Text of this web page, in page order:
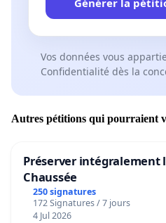
Vos données vous
Confidentialité dès la
Autres pétitions qui pourraient
Préserver intégralement
Chaussée
250 signatures
172 Signatures / 7 jours
4 Jul 2026